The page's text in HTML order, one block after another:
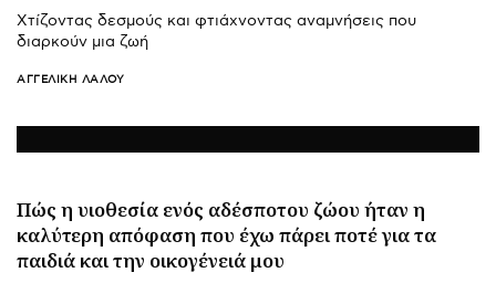
Χτίζοντας δεσμούς και φτιάχνοντας αναμνήσεις που
διαρκούν μια ζωή
ΑΓΓΕΛΙΚΉ ΛΆΛΟΥ
Πώς η υιοθεσία ενός αδέσποτου ζώου ήταν η
καλύτερη απόφαση που έχω πάρει ποτέ για τα
παιδιά και την οικογένειά μου